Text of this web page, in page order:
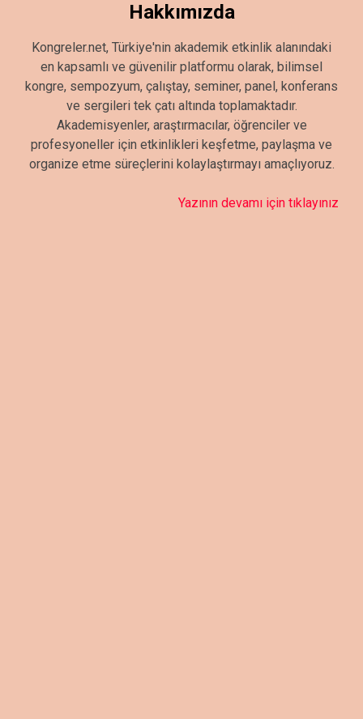
Hakkımızda
Kongreler.net, Türkiye'nin akademik etkinlik alanındaki
en kapsamlı ve güvenilir platformu olarak, bilimsel
kongre, sempozyum, çalıştay, seminer, panel, konferans
ve sergileri tek çatı altında toplamaktadır.
Akademisyenler, araştırmacılar, öğrenciler ve
profesyoneller için etkinlikleri keşfetme, paylaşma ve
organize etme süreçlerini kolaylaştırmayı amaçlıyoruz.
Yazının devamı için tıklayınız